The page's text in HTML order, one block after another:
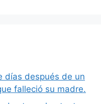
días después de un
falleció su madre.